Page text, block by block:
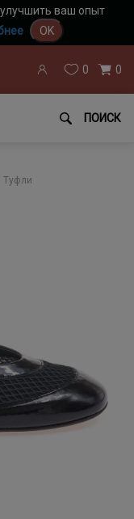
ваш опыт
OK
0 0
ПОИСК
Туфли